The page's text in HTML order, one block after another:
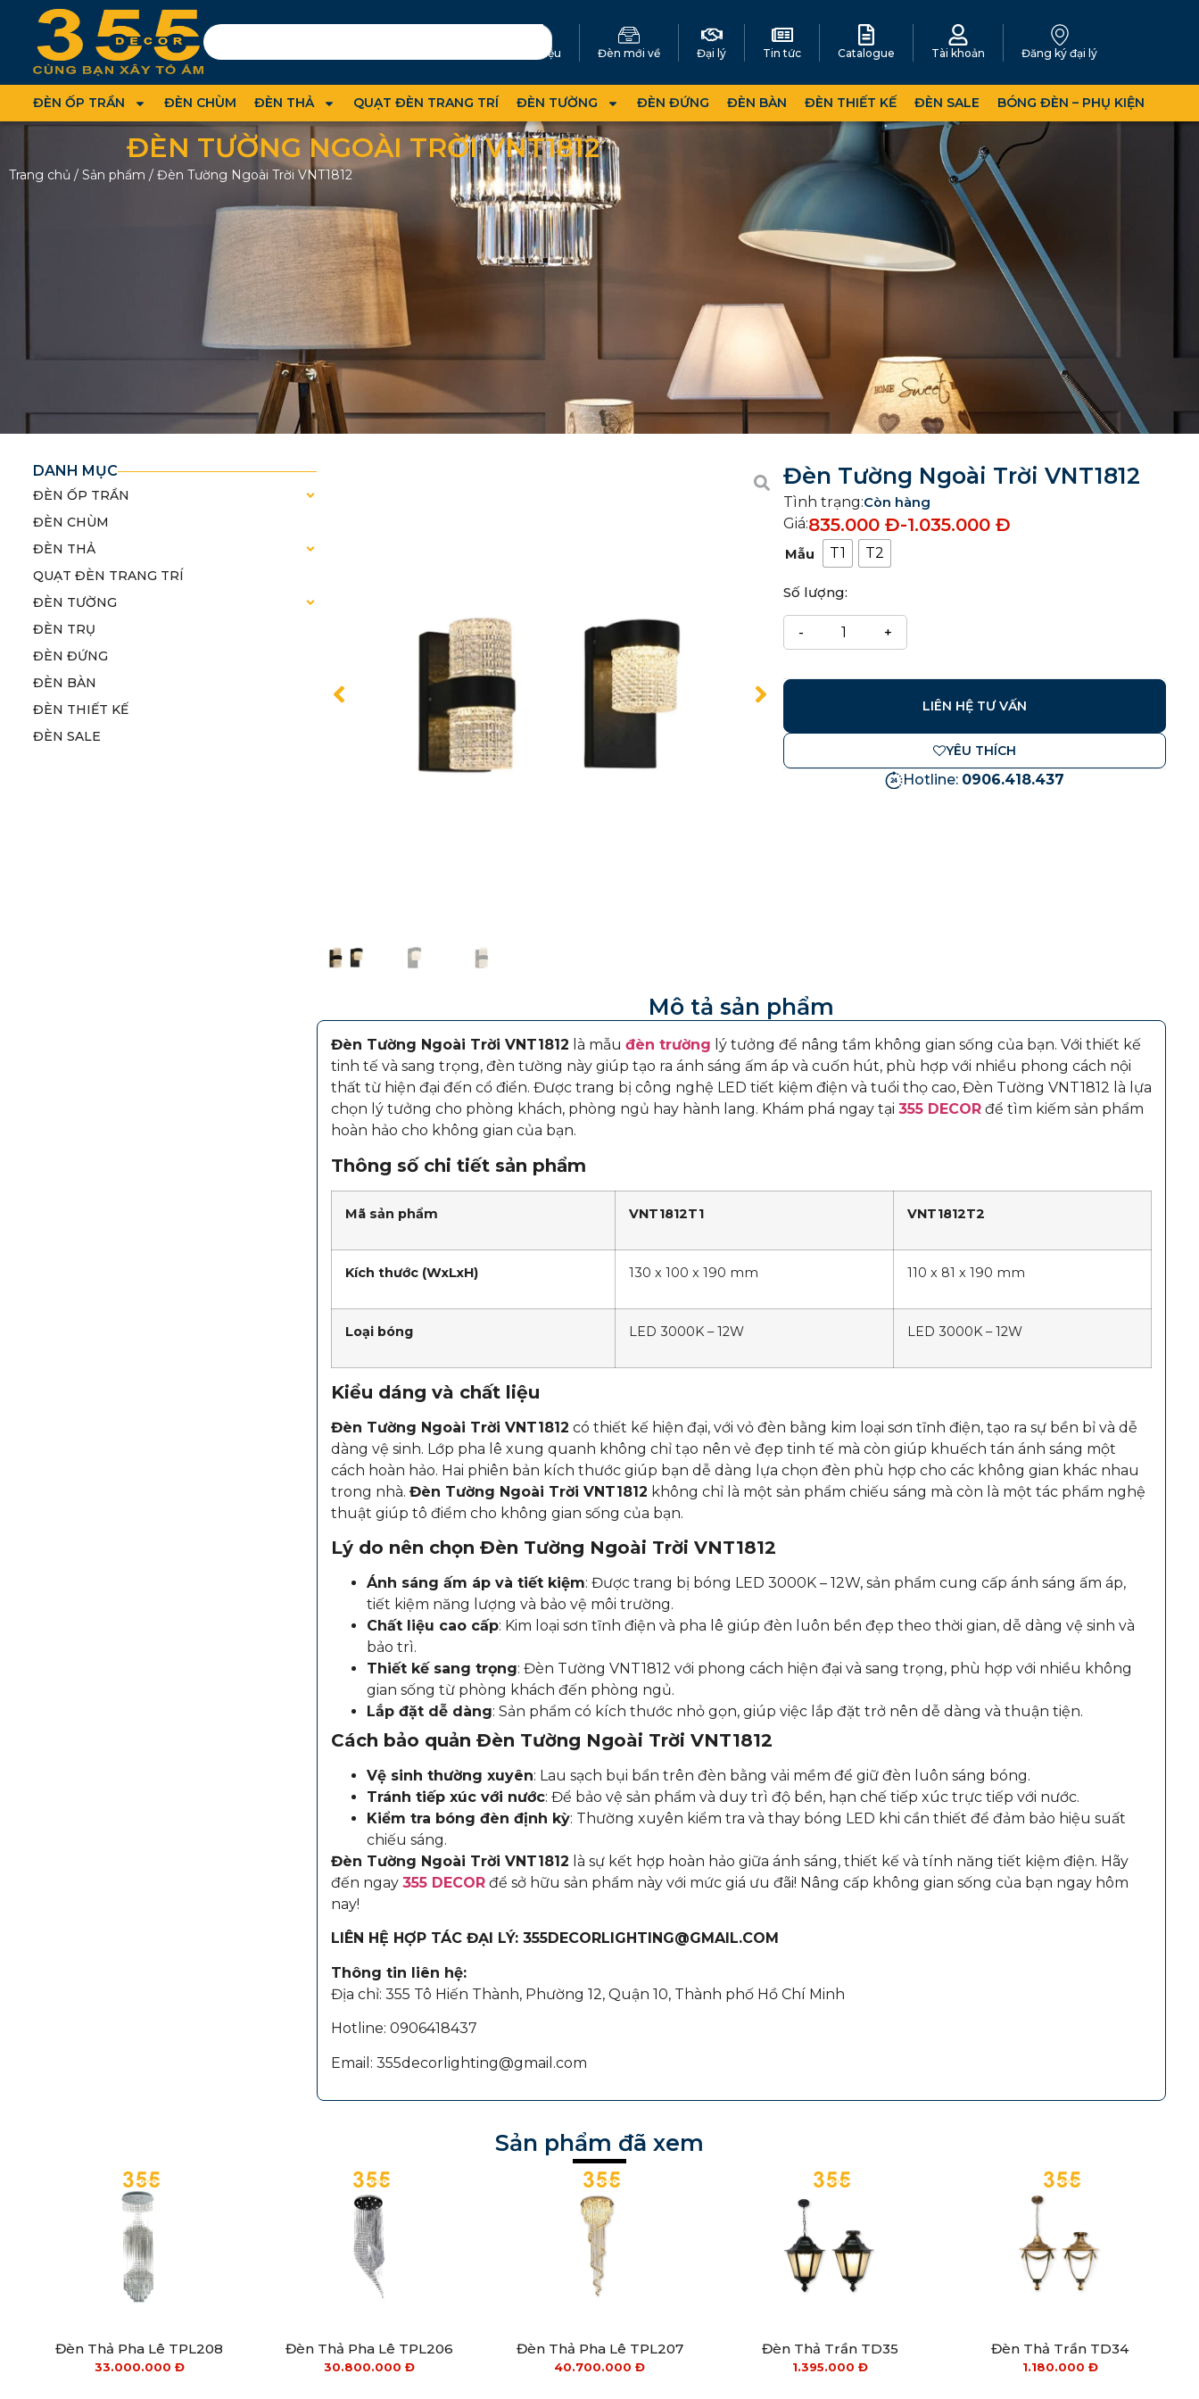
Giới thiệu Đèn mới về Đại lý Tin tức Catalogue Tài khoản Đăng ký đại lý
ĐÈN ỐP TRẦN ĐÈN CHÙM ĐÈN THẢ QUẠT ĐÈN TRANG TRÍ ĐÈN TƯỜNG ĐÈN ĐỨNG ĐÈN BÀN ĐÈN THIẾT KẾ ĐÈN SALE BÓNG ĐÈN – PHỤ KIỆN
ĐÈN TƯỜNG NGOÀI TRỜI VNT1812
Trang chủ / Sản phẩm / Đèn Tường Ngoài Trời VNT1812
DANH MỤC
ĐÈN ỐP TRẦN
ĐÈN CHÙM
ĐÈN THẢ
QUẠT ĐÈN TRANG TRÍ
ĐÈN TƯỜNG
ĐÈN TRỤ
ĐÈN ĐỨNG
ĐÈN BÀN
ĐÈN THIẾT KẾ
ĐÈN SALE
Đèn Tường Ngoài Trời VNT1812
Tình trạng:Còn hàng
Giá:835.000Đ-1.035.000Đ
Mẫu T1 T2
Số lượng:
LIÊN HỆ TƯ VẤN
YÊU THÍCH
Hotline: 0906.418.437
Mô tả sản phẩm
Đèn Tường Ngoài Trời VNT1812 là mẫu đèn trường lý tưởng để nâng tầm không gian sống của bạn. Với thiết kế
tinh tế và sang trọng, đèn tường này giúp tạo ra ánh sáng ấm áp và cuốn hút, phù hợp với nhiều phong cách nội
thất từ hiện đại đến cổ điển. Được trang bị công nghệ LED tiết kiệm điện và tuổi thọ cao, Đèn Tường VNT1812 là lựa
chọn lý tưởng cho phòng khách, phòng ngủ hay hành lang. Khám phá ngay tại 355 DECORđể tìm kiếm sản phẩm
hoàn hảo cho không gian của bạn.
Thông số chi tiết sản phẩm
Mã sản phẩm VNT1812T1 VNT1812T2
Kích thước (WxLxH) 130 x 100 x 190 mm 110 x 81 x 190 mm
Loại bóng LED 3000K – 12W LED 3000K – 12W
Kiểu dáng và chất liệu
Đèn Tường Ngoài Trời VNT1812 có thiết kế hiện đại, với vỏ đèn bằng kim loại sơn tĩnh điện, tạo ra sự bền bỉ và dễ
dàng vệ sinh. Lớp pha lê xung quanh không chỉ tạo nên vẻ đẹp tinh tế mà còn giúp khuếch tán ánh sáng một
cách hoàn hảo. Hai phiên bản kích thước giúp bạn dễ dàng lựa chọn đèn phù hợp cho các không gian khác nhau
trong nhà. Đèn Tường Ngoài Trời VNT1812 không chỉ là một sản phẩm chiếu sáng mà còn là một tác phẩm nghệ
thuật giúp tô điểm cho không gian sống của bạn.
Lý do nên chọn Đèn Tường Ngoài Trời VNT1812
Ánh sáng ấm áp và tiết kiệm: Được trang bị bóng LED 3000K – 12W, sản phẩm cung cấp ánh sáng ấm áp,
tiết kiệm năng lượng và bảo vệ môi trường.
Chất liệu cao cấp: Kim loại sơn tĩnh điện và pha lê giúp đèn luôn bền đẹp theo thời gian, dễ dàng vệ sinh và
bảo trì.
Thiết kế sang trọng: Đèn Tường VNT1812 với phong cách hiện đại và sang trọng, phù hợp với nhiều không
gian sống từ phòng khách đến phòng ngủ.
Lắp đặt dễ dàng: Sản phẩm có kích thước nhỏ gọn, giúp việc lắp đặt trở nên dễ dàng và thuận tiện.
Cách bảo quản Đèn Tường Ngoài Trời VNT1812
Vệ sinh thường xuyên: Lau sạch bụi bẩn trên đèn bằng vải mềm để giữ đèn luôn sáng bóng.
Tránh tiếp xúc với nước: Để bảo vệ sản phẩm và duy trì độ bền, hạn chế tiếp xúc trực tiếp với nước.
Kiểm tra bóng đèn định kỳ: Thường xuyên kiểm tra và thay bóng LED khi cần thiết để đảm bảo hiệu suất
chiếu sáng.
Đèn Tường Ngoài Trời VNT1812 là sự kết hợp hoàn hảo giữa ánh sáng, thiết kế và tính năng tiết kiệm điện. Hãy
đến ngay 355 DECORđể sở hữu sản phẩm này với mức giá ưu đãi! Nâng cấp không gian sống của bạn ngay hôm
nay!
LIÊN HỆ HỢP TÁC ĐẠI LÝ: 355DECORLIGHTING@GMAIL.COM
Thông tin liên hệ:
Địa chỉ: 355 Tô Hiến Thành, Phường 12, Quận 10, Thành phố Hồ Chí Minh
Hotline: 0906418437
Email: 355decorlighting@gmail.com
Sản phẩm đã xem
Đèn Thả Pha Lê TPL208
33.000.000 Đ
Đèn Thả Pha Lê TPL206
30.800.000 Đ
Đèn Thả Pha Lê TPL207
40.700.000 Đ
Đèn Thả Trần TD35
1.395.000 Đ
Đèn Thả Trần TD34
1.180.000 Đ